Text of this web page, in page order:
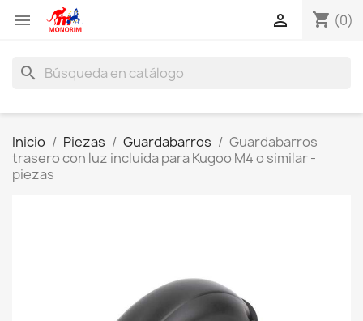
 shopping_cart (0)

search
Inicio Piezas Guardabarros
Guardabarros
trasero con luz incluida para Kugoo M4 o similar -
piezas